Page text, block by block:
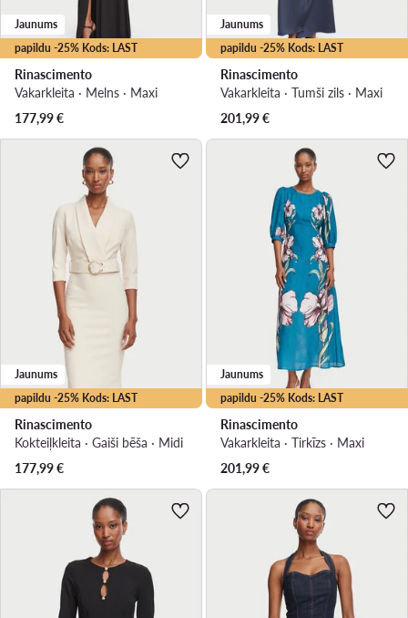
papildu -25% Kods: LAST
Jaunums
Rinascimento
Vakarkleita · Melns · Maxi
177,99€
papildu -25% Kods: LAST
Jaunums
Rinascimento
Vakarkleita · Tumši zils · Maxi
201,99€
papildu -25% Kods: LAST
Jaunums
Rinascimento
Kokteiļkleita · Gaiši bēša · Midi
177,99€
papildu -25% Kods: LAST
Jaunums
Rinascimento
Vakarkleita · Tirkīzs · Maxi
201,99€